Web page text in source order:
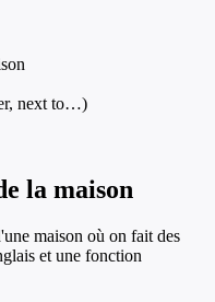
next to…)
la maison
maison où on fait des
et une fonction